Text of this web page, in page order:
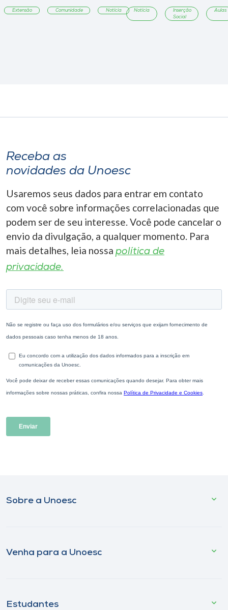
Extensão Comunidade Notícia Notícia
Inserção
Social
Aulas
Receba as
novidades da Unoesc
Usaremos seus dados para entrar em contato
com você sobre informações correlacionadas que
podem ser de seu interesse. Você pode cancelar o
envio da divulgação, a qualquer momento. Para
mais detalhes, leia nossa política de
privacidade.
Sobre a Unoesc
Venha para a Unoesc
Estudantes